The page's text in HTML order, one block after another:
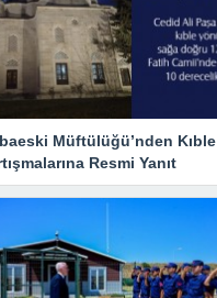
Müftülüğü’nden Kıble
Resmi Yanıt